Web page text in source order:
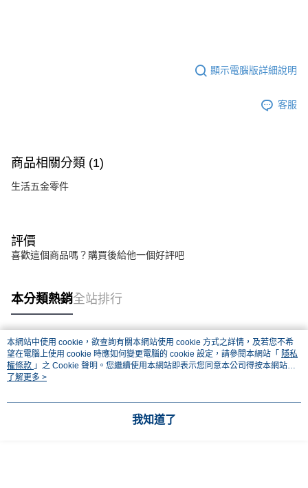
顯示電腦版詳細說明
客服
商品相關分類 (1)
生活五金零件
評價
喜歡這個商品嗎？購買後給他一個好評吧
本分類熱銷全站排行
熱門標籤
本網站中使用 cookie，欲查詢有關本網站使用 cookie 方式之詳情，及若您不希
望在電腦上使用 cookie 時應如何變更電腦的 cookie 設定，請參閱本網站「 隱私
權條款 」之 Cookie 聲明。您繼續使用本網站即表示您同意本公司得按本網站使
用條款之 Cookie 聲明使用 cookie。
了解更多 >
我知道了